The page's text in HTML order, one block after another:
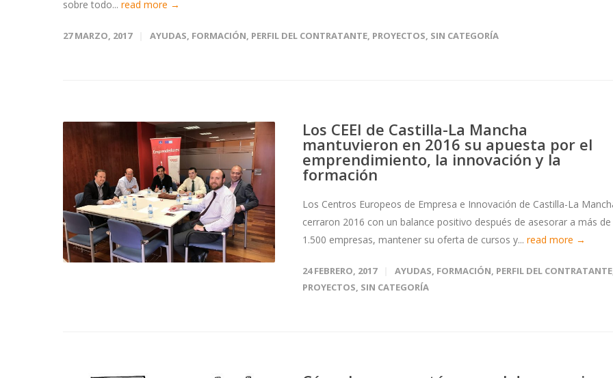
sobre todo... read more →
27 MARZO, 2017 AYUDAS, FORMACIÓN, PERFIL DEL CONTRATANTE, PROYECTOS, SIN CATEGORÍA
Los CEEI de Castilla-La Mancha
mantuvieron en 2016 su apuesta por el
emprendimiento, la innovación y la
formación
Los Centros Europeos de Empresa e Innovación de Castilla-La
cerraron 2016 con un balance positivo después de asesorar a más de
1.500 empresas, mantener su oferta de cursos y... read more →
24 FEBRERO, 2017 AYUDAS, FORMACIÓN, PERFIL DEL CONTRATANTE
PROYECTOS, SIN CATEGORÍA